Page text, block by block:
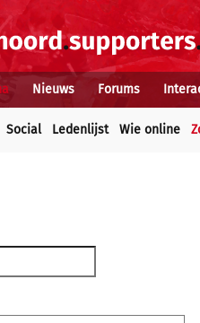
Nieuws Forums
Social Ledenlijst Wie online